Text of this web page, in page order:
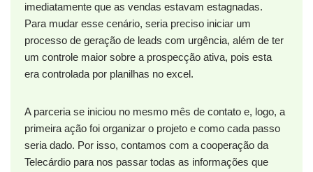
imediatamente que as vendas estavam estagnadas.
Para mudar esse cenário, seria preciso iniciar um
processo de geração de leads com urgência, além de ter
um controle maior sobre a prospecção ativa, pois esta
era controlada por planilhas no excel.
A parceria se iniciou no mesmo mês de contato e, logo, a
primeira ação foi organizar o projeto e como cada passo
seria dado. Por isso, contamos com a cooperação da
Telecárdio para nos passar todas as informações que